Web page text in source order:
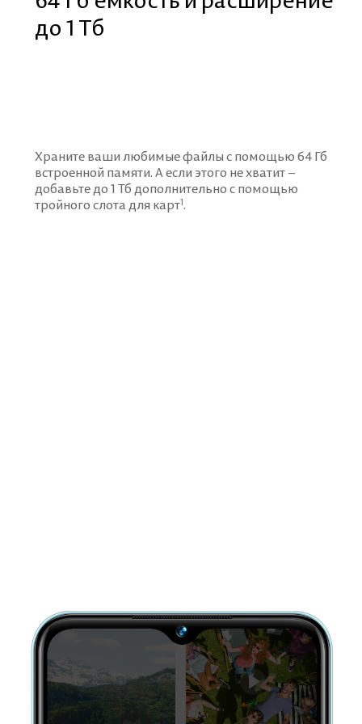
до 1 Тб
Храните ваши любимые файлы с помощью 64 Гб
встроенной памяти. А если этого не хватит –
добавьте до 1 Тб дополнительно с помощью
тройного слота для карт1.